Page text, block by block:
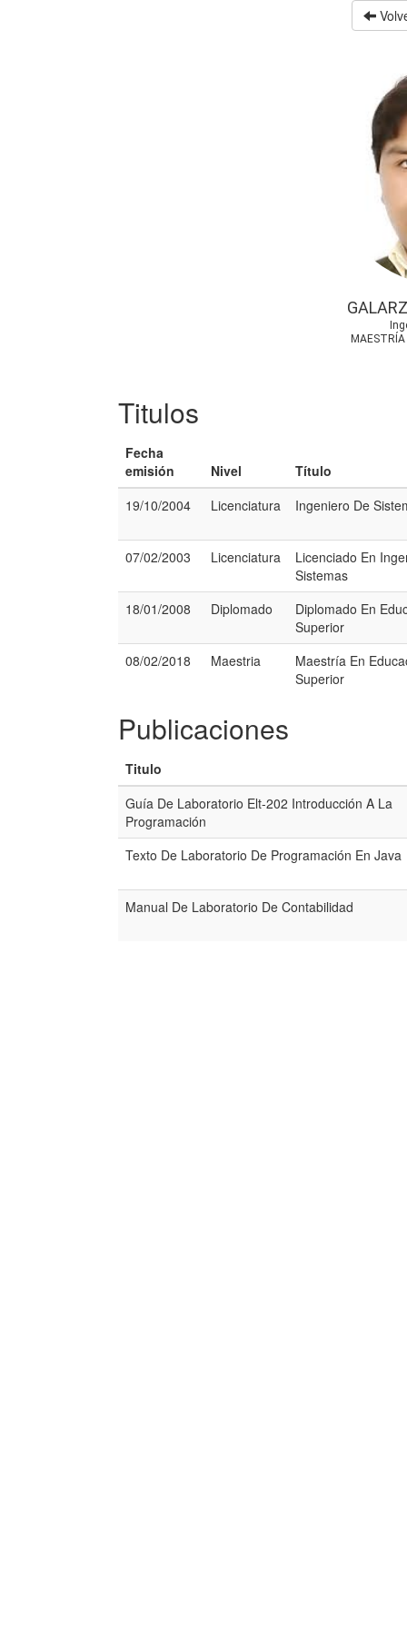
MAESTRÍA
Titulos
Fecha
emisión
Nivel
Título
19/10/2004
Licenciatura Ingeniero De
07/02/2003 Licenciatura
Licenciado En
Sistemas
18/01/2008
Diplomado
Diplomado En
Superior
08/02/2018
Maestria
Maestría En
Superior
Publicaciones
Titulo
Guía De Laboratorio Elt-202 Introducción A La
Programación
Texto De Laboratorio De Programación En Java
Manual De Laboratorio De Contabilidad